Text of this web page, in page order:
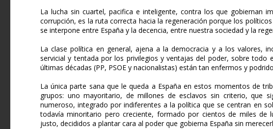
La lucha sin cuartel, pacifica e inteligente, contra los que gobiernan
corrupción, es la ruta correcta hacia la regeneración porque los
se interpone entre España y la decencia, entre nuestra sociedad y la
La clase política en general, ajena a la democracia y a los valores,
servicial y tentada por los privilegios y ventajas del poder, sobre todo
últimas décadas (PP, PSOE y nacionalistas) están tan enfermos y
La única parte sana que le queda a España en estos momentos de
grupos: uno mayoritario, de millones de esclavos sin criterio, que
numeroso, integrado por indiferentes a la política que se centran en
todavía minoritario pero creciente, formado por cientos de miles de
justo, decididos a plantar cara al poder que gobierna España sin